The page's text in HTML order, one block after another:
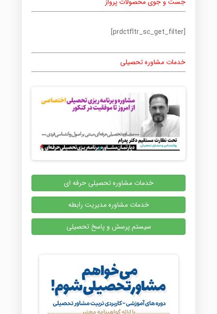
[prdctfltr_sc_get_filter]
خدمات مشاوره تحصیلی
خدمات مشاوره تحصیلی حرفه ای
خدمات مشاوره مدیریت رابطه
سیستم پرسش و پاسخ تحصیلی